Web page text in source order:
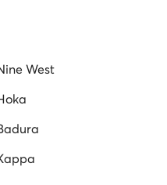
West